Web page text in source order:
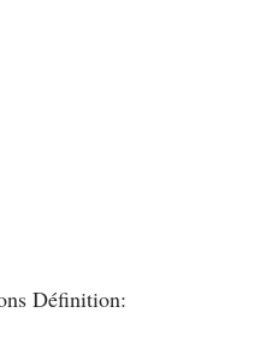
Définition: